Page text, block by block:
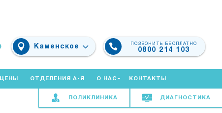
Каменское ПОЗВОНИТЬ БЕСПЛАТНО
0800 214 103
ЦЕНЫ ОТДЕЛЕНИЯ А-Я О НАС КОНТАКТЫ
ПОЛИКЛИНИКА ДИАГНОСТИКА